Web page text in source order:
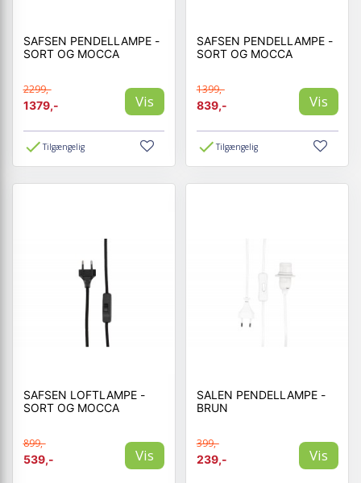
SAFSEN PENDELLAMPE -
SORT OG MOCCA
2299,-
1379,-
Vis
Tilgængelig
SAFSEN PENDELLAMPE -
SORT OG MOCCA
1399,-
839,-
Vis
Tilgængelig
SAFSEN LOFTLAMPE -
SORT OG MOCCA
899,-
539,-
Vis
SALEN PENDELLAMPE -
BRUN
399,-
239,-
Vis